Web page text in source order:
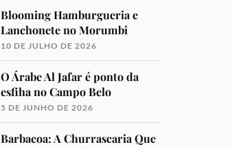
Blooming Hamburgueria e
Lanchonete no Morumbi
10 DE JULHO DE 2026
O Árabe Al Jafar é ponto da
esfiha no Campo Belo
5 DE JUNHO DE 2026
Barbacoa: A Churrascaria Que